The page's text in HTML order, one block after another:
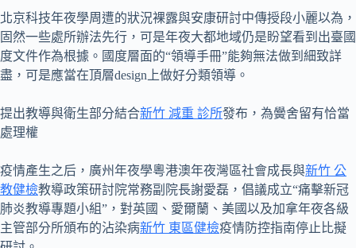
北京科技年夜學周遭的狀況裸露與安康研討中傳授段小麗以為，
固然一些處所辦法先行，可是年夜大都地域仍是盼望看到出臺國
度文件作為根據。國度層面的“領導手冊”能夠無法做到細致詳
盡，可是應當在頂層design上做好分類領導。
提出教導與衛生部分結合新竹 減重 診所發布，為黌舍留有恰當
處理權
疫情產生之后，廣州年夜學粵港澳年夜灣區社會成長與新竹 公
教健檢教導政策研討院常務副院長謝愛磊，倡議成立“痛擊新冠
肺炎教導專題小組”，對英國、愛爾蘭、美國以及加拿年夜各級
主管部分所頒布的沾染病新竹 東區健檢疫情防控指南停止比擬